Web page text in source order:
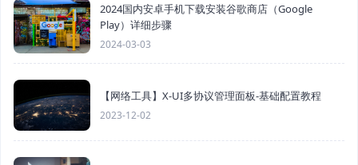
2024国内安卓手机下载安装谷歌商店（Google
Play）详细步骤
2024-03-03
【网络工具】X-UI多协议管理面板-基础配置教程
2023-12-02